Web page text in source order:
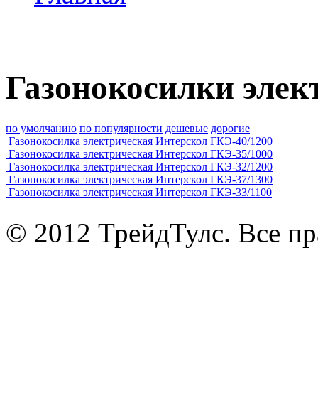
Газонокосилки
по умолчанию по популярности дешевые дорогие
Газонокосилка электрическая Интерскол ГКЭ-40/1200
Газонокосилка электрическая Интерскол ГКЭ-35/1000
Газонокосилка электрическая Интерскол ГКЭ-32/1200
Газонокосилка электрическая Интерскол ГКЭ-37/1300
Газонокосилка электрическая Интерскол ГКЭ-33/1100
© 2012 ТрейдТулс. Все